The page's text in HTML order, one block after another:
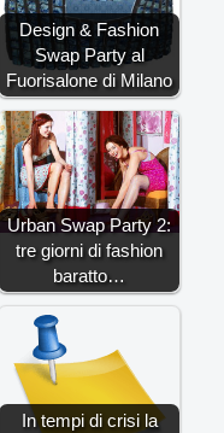
Design & Fashion
Swap Party al
Fuorisalone di Milano
Urban Swap Party 2:
tre giorni di fashion
baratto…
In tempi di crisi la